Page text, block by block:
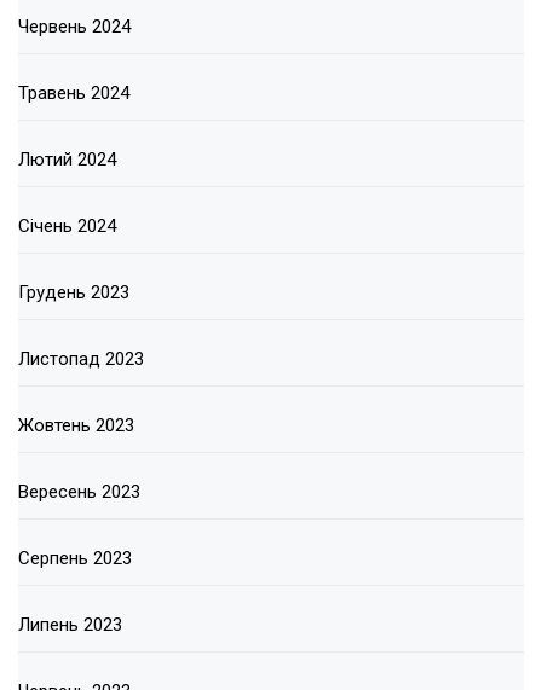
Червень 2024
Травень 2024
Лютий 2024
Січень 2024
Грудень 2023
Листопад 2023
Жовтень 2023
Вересень 2023
Серпень 2023
Липень 2023